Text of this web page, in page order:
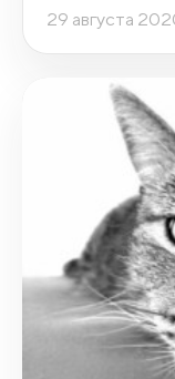
29 августа